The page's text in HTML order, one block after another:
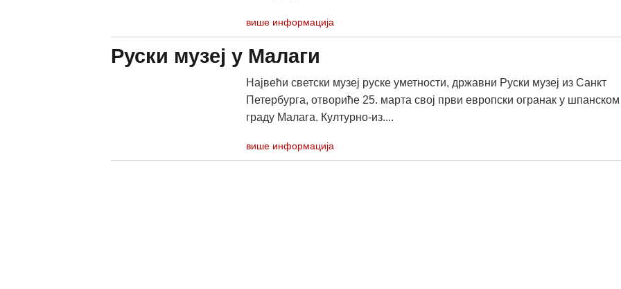
више информација
Руски музеј у Малаги
Највећи светски музеј руске уметности, државни Руски музеј из Санкт
Петербурга, отвориће 25. марта свој први европски огранак у шпанском
граду Малага. Културно-из....
више информација